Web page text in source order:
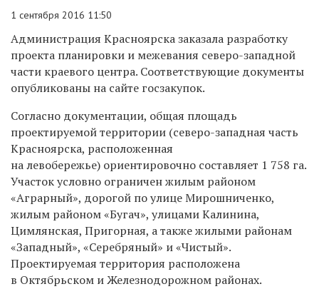
1 сентября 2016 11:50
Администрация Красноярска заказала разработку
проекта планировки и межевания северо-западной
части краевого центра. Соответствующие документы
опубликованы на сайте госзакупок.
Согласно документации, общая площадь
проектируемой территории (северо-западная часть
Красноярска, расположенная
на левобережье) ориентировочно составляет 1 758 га.
Участок условно ограничен жилым районом
«Аграрный», дорогой по улице Мирошниченко,
жилым районом «Бугач», улицами Калинина,
Цимлянская, Пригорная, а также жилыми районам
«Западный», «Серебряный» и «Чистый».
Проектируемая территория расположена
в Октябрьском и Железнодорожном районах.